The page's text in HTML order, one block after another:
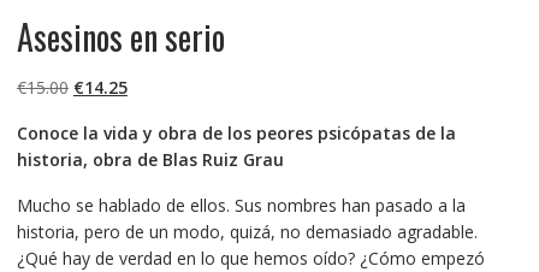
Asesinos en serio
€15.00 El
original
era:
€14.25El
actual
es:
Conoce la vida y obra de los peores psicópatas de la
historia, obra de Blas Ruiz Grau
Mucho se hablado de ellos. Sus nombres han pasado a la
historia, pero de un modo, quizá, no demasiado agradable.
¿Qué hay de verdad en lo que hemos oído? ¿Cómo empezó